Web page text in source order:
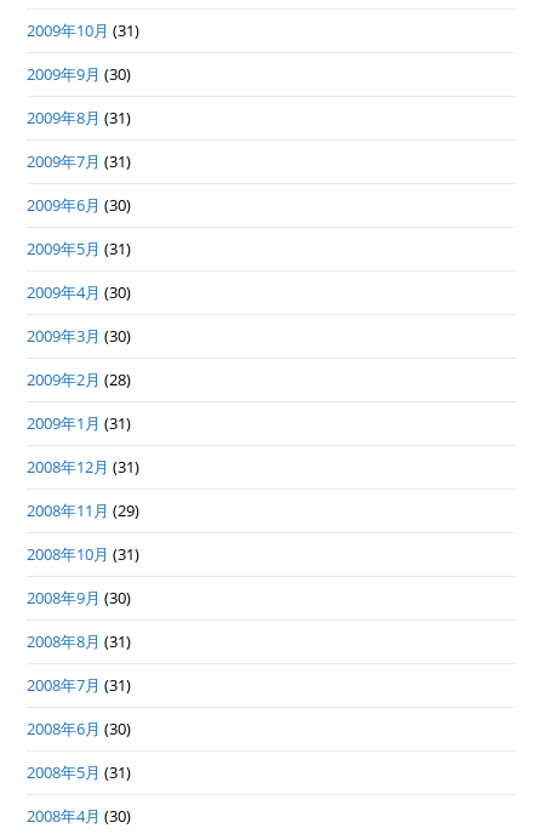
2009年10月 (31)
2009年9月 (30)
2009年8月 (31)
2009年7月 (31)
2009年6月 (30)
2009年5月 (31)
2009年4月 (30)
2009年3月 (30)
2009年2月 (28)
2009年1月 (31)
2008年12月 (31)
2008年11月 (29)
2008年10月 (31)
2008年9月 (30)
2008年8月 (31)
2008年7月 (31)
2008年6月 (30)
2008年5月 (31)
2008年4月 (30)